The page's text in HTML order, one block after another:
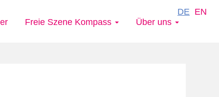
DE EN
Freie Szene Kompass Über uns